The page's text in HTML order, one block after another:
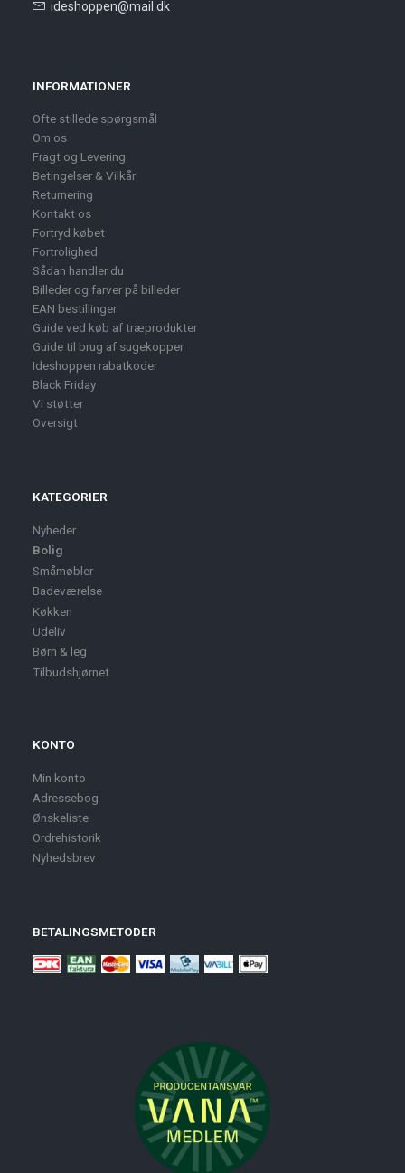
ideshoppen@mail.dk
INFORMATIONER
Ofte stillede spørgsmål
Om os
Fragt og Levering
Betingelser & Vilkår
Returnering
Kontakt os
Fortryd købet
Fortrolighed
Sådan handler du
Billeder og farver på billeder
EAN bestillinger
Guide ved køb af træprodukter
Guide til brug af sugekopper
Ideshoppen rabatkoder
Black Friday
Vi støtter
Oversigt
KATEGORIER
Nyheder
Bolig
Småmøbler
Badeværelse
Køkken
Udeliv
Børn & leg
Tilbudshjørnet
KONTO
Min konto
Adressebog
Ønskeliste
Ordrehistorik
Nyhedsbrev
BETALINGSMETODER